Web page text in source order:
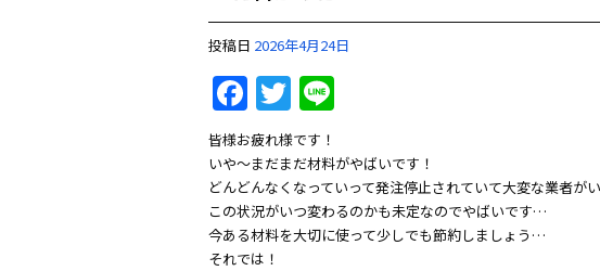
投稿日 2026年4月24日
Facebook
Twitter
皆様お疲れ様です！
いや〜まだまだ材料がやばいです！
どんどんなくなっていって発注停止されていて大変な業者が
この状況がいつ変わるのかも未定なのでやばいです…
今ある材料を大切に使って少しでも節約しましょう…
それでは！